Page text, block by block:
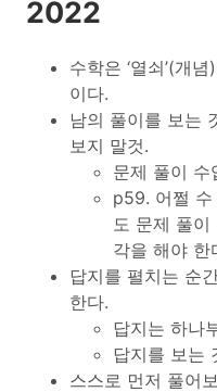
2022
수학은 ‘열쇠’(개
이다.
남의 풀이를 보는
보지 말것.
문제 풀이 수
p59. 어쩔 수
도 문제 풀
각을 해야 한
답지를 펼치는 순
한다.
답지는 하나
답지를 보는
스스로 먼저 풀어